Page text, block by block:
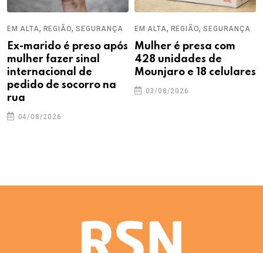
EM ALTA, REGIÃO,SEGURANÇA
Ex-marido é preso após
mulher fazer sinal
internacional de
pedido de socorro na
rua
04/08/2026
EM ALTA, REGIÃO,SEGURANÇA
Mulher é presa com
428 unidades de
Mounjaro e 18 celulares
03/08/2026